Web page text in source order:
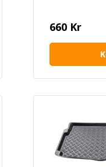
660 Kr